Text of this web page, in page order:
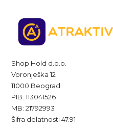
Shop Hold d.o.o.
Voronješka 12
11000 Beograd
PIB: 113041526
MB: 21792993
Šifra delatnosti 47.91